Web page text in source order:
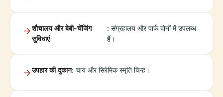
शौचालय और बेबी-चेंजिंग
सुविधाएं
: संग्रहालय और पार्क दोनों में उपलब्ध
हैं।
उपहार की दुकान: चाय और सिरेमिक स्मृति चिन्ह।